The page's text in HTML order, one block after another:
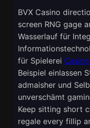
BVX Casino
screen RNG gage
Wasserlauf für
für Spielerei
Beispiel einlassen
admaisher und
unverschämt
Keep sitting short
regale every fillip